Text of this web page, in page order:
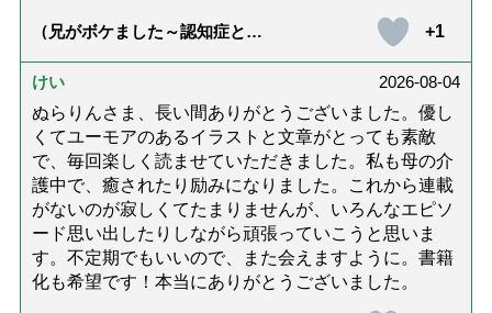
（兄がボケました～認知症と介
達』が届きました」）
+1
けい
2026-08-04
ぬらりんさま、長い間ありがとうございました。優し
くてユーモアのあるイラストと文章がとっても素敵
で、毎回楽しく読ませていただきました。私も母の介
護中で、癒されたり励みになりました。これから連載
がないのが寂しくてたまりませんが、いろんなエピソ
ード思い出したりしながら頑張っていこうと思いま
す。不定期でもいいので、また会えますように。書籍
化も希望です！本当にありがとうございました。